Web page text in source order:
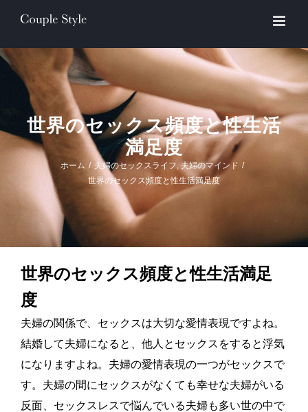
content
世界のセックス頻度と性生活
満足度
ホーム / 夫婦のセックスライフ, 夫婦のマインド /
世界のセックス頻度と性生活満足度
世界のセックス頻度と性生活満足
度
夫婦の関係で、セックスは大切な愛情表現ですよね。
結婚して夫婦になると、他人とセックスをすると浮気
になりますよね。夫婦の愛情表現の一つがセックスで
す。夫婦の間にセックスがなくても幸せな夫婦がいる
反面、セックスレスで悩んでいる夫婦も多い世の中で